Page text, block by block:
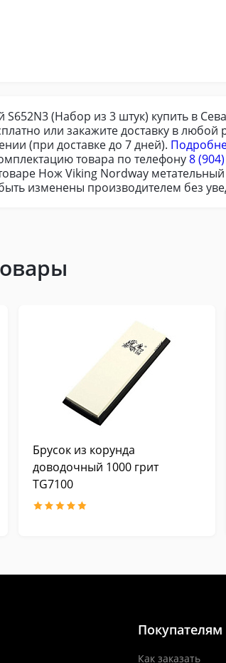
(Набор из 3 штук) купить в
или закажите доставку в
(при доставке до 7 дней).
товара по телефону8
Нож Viking Nordway
изменены производителем без
Брусок из корунда
доводочный 1000 грит
TG7100
Покупателям
Как заказать